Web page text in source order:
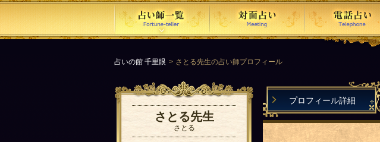
占いの館 千里眼 さとる先生の占い師プロフィール
さとる先生
さとる
プロフィール詳細